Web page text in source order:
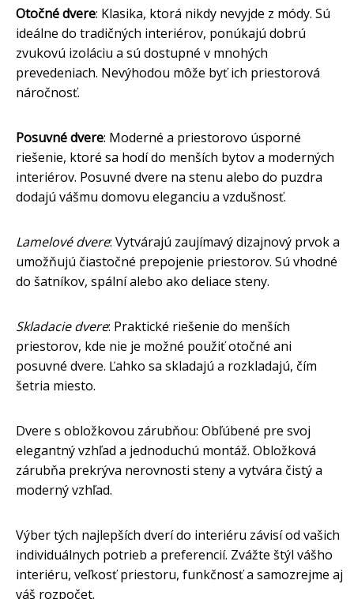
Otočné dvere: Klasika, ktorá nikdy nevyjde z módy. Sú
ideálne do tradičných interiérov, ponúkajú dobrú
zvukovú izoláciu a sú dostupné v mnohých
prevedeniach. Nevýhodou môže byť ich priestorová
náročnosť.
Posuvné dvere: Moderné a priestorovo úsporné
riešenie, ktoré sa hodí do menších bytov a moderných
interiérov. Posuvné dvere na stenu alebo do puzdra
dodajú vášmu domovu eleganciu a vzdušnosť.
Lamelové dvere: Vytvárajú zaujímavý dizajnový prvok a
umožňujú čiastočné prepojenie priestorov. Sú vhodné
do šatníkov, spální alebo ako deliace steny.
Skladacie dvere: Praktické riešenie do menších
priestorov, kde nie je možné použiť otočné ani
posuvné dvere. Ľahko sa skladajú a rozkladajú, čím
šetria miesto.
Dvere s obložkovou zárubňou: Obľúbené pre svoj
elegantný vzhľad a jednoduchú montáž. Obložková
zárubňa prekrýva nerovnosti steny a vytvára čistý a
moderný vzhľad.
Výber tých najlepších dverí do interiéru závisí od vašich
individuálnych potrieb a preferencií. Zvážte štýl vášho
interiéru, veľkosť priestoru, funkčnosť a samozrejme aj
váš rozpočet.